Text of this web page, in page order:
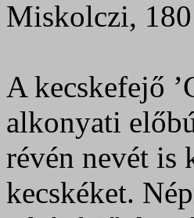
Miskolczi,
A kecskefejő
alkonyati
révén nevét is
kecskéket.